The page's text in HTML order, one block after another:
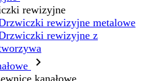
rewizyjne
rewizyjne metalowe
rewizyjne z
